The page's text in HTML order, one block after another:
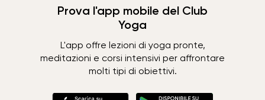
Prova l'app mobile del Club
Yoga
L'app offre lezioni di yoga pronte,
meditazioni e corsi intensivi per affrontare
molti tipi di obiettivi.